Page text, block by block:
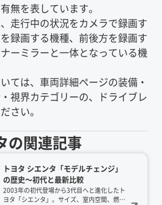
無を表しています。
走行中の状況をカメラで録画す
録画する機種、前後方を録画す
ーミラーと一体となっている機
ては、車両詳細ページの装備・
視界カテゴリーの、ドライブレ
さい。
の関連記事
トヨタ シエンタ「モデルチェンジ」
の歴史～初代と最新比較
2003年の初代登場から3代目へと進化したト
ヨタ「シエンタ」。サイズ、室内空間、燃